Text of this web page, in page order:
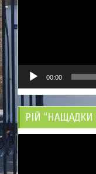
00:00
РІЙ “НАЩАДКИ